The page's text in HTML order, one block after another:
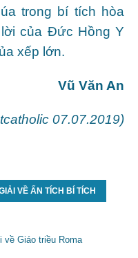
trong bí tích hòa
của Đức Hồng Y
xếp lớn.
Vũ Văn An
07.07.2019)
VỀ ẤN TÍCH BÍ TÍCH
về Giáo triều Roma